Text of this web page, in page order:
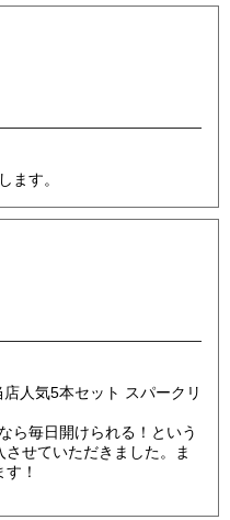
ます。
人気5本セット スパークリ
ら毎日開けられる！という
せていただきました。ま
！